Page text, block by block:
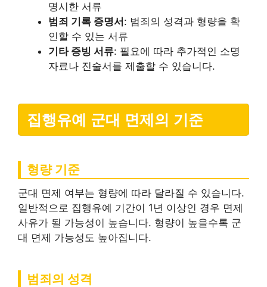
명시한 서류
범죄 기록 증명서 : 범죄의 성격과 형량을 확
인할 수 있는 서류
기타 증빙 서류: 필요에 따라 추가적인 소명
자료나 진술서를 제출할 수 있습니다.
집행유예 군대 면제의 기준
형량 기준
군대 면제 여부는 형량에 따라 달라질 수 있습니다.
일반적으로 집행유예 기간이 1년 이상인 경우 면제
사유가 될 가능성이 높습니다. 형량이 높을수록 군
대 면제 가능성도 높아집니다.
범죄의 성격